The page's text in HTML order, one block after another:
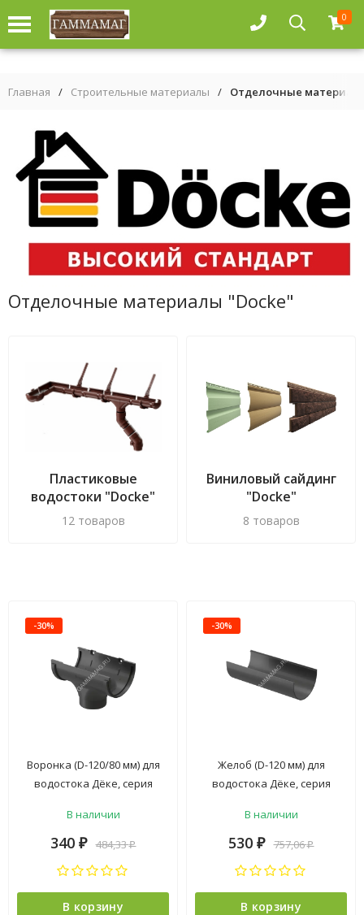
0
Главная / Строительные материалы / Отделочные
Отделочные материалы "Docke"
Пластиковые
водостоки "Docke"
12 товаров
Виниловый сайдинг
"Docke"
8 товаров
-30%
Воронка (D-120/80 мм) для
водостока Дёке, серия
серый
В наличии
340 ₽ 484,33₽
В корзину
-30%
Желоб (D-120 мм) для
водостока Дёке, серия
серый
В наличии
530 ₽ 757,06₽
В корзину